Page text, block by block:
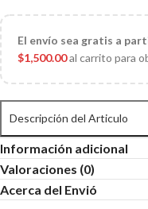
El envío sea gratis a
$1,500.00al carrito para
Descripción del Articulo
Información adicional
Valoraciones (0)
Acerca del Envió